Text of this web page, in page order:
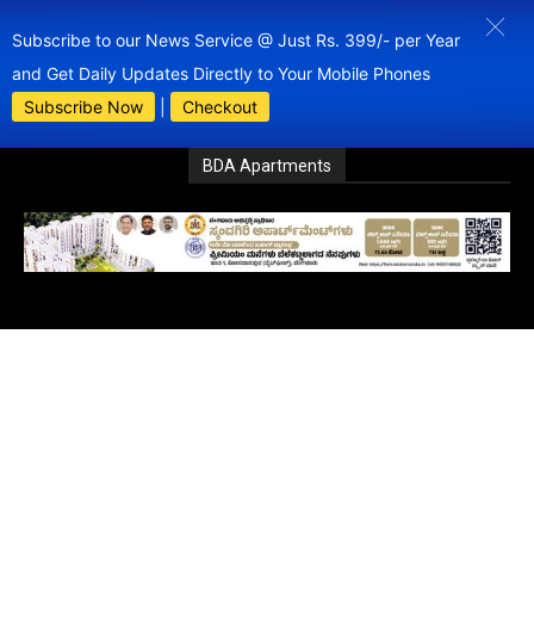
Subscribe to our News Service @ Just Rs. 399/- per Year
and Get Daily Updates Directly to Your Mobile Phones
Subscribe Now
Checkout
BDA Apartments